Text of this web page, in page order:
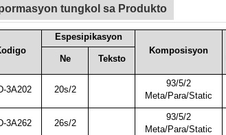
tungkol sa Produkto
Espesipikasyon
Komposisyon
Ne Teksto
3A202 20s/2
93/5/2
Meta/Para/Static
3A262 26s/2
93/5/2
Meta/Para/Static